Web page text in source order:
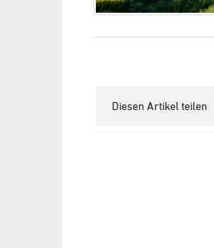
Diesen Artikel teilen